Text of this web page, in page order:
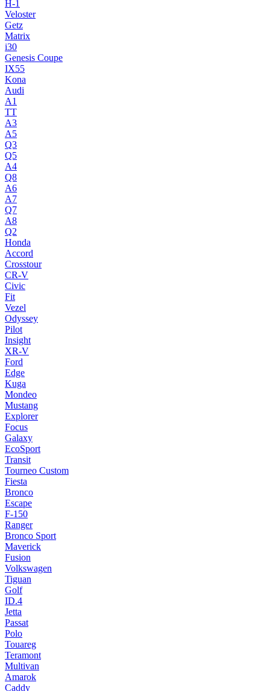
H-1
Veloster
Getz
Matrix
i30
Genesis Coupe
IX55
Kona
Audi
A1
TT
A3
A5
Q3
Q5
A4
Q8
A6
A7
Q7
A8
Q2
Honda
Accord
Crosstour
CR-V
Civic
Fit
Vezel
Odyssey
Pilot
Insight
XR-V
Ford
Edge
Kuga
Mondeo
Mustang
Explorer
Focus
Galaxy
EcoSport
Transit
Tourneo Custom
Fiesta
Bronco
Escape
F-150
Ranger
Bronco Sport
Maverick
Fusion
Volkswagen
Tiguan
Golf
ID.4
Jetta
Passat
Polo
Touareg
Teramont
Multivan
Amarok
Caddy